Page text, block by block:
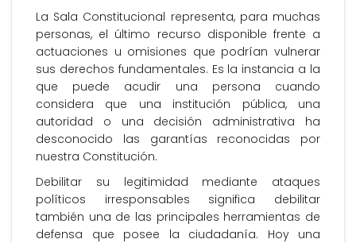
La Sala Constitucional representa, para muchas
personas, el último recurso disponible frente a
actuaciones u omisiones que podrían vulnerar
sus derechos fundamentales. Es la instancia a la
que puede acudir una persona cuando
considera que una institución pública, una
autoridad o una decisión administrativa ha
desconocido las garantías reconocidas por
nuestra Constitución.
Debilitar su legitimidad mediante ataques
políticos irresponsables significa debilitar
también una de las principales herramientas de
defensa que posee la ciudadanía. Hoy una